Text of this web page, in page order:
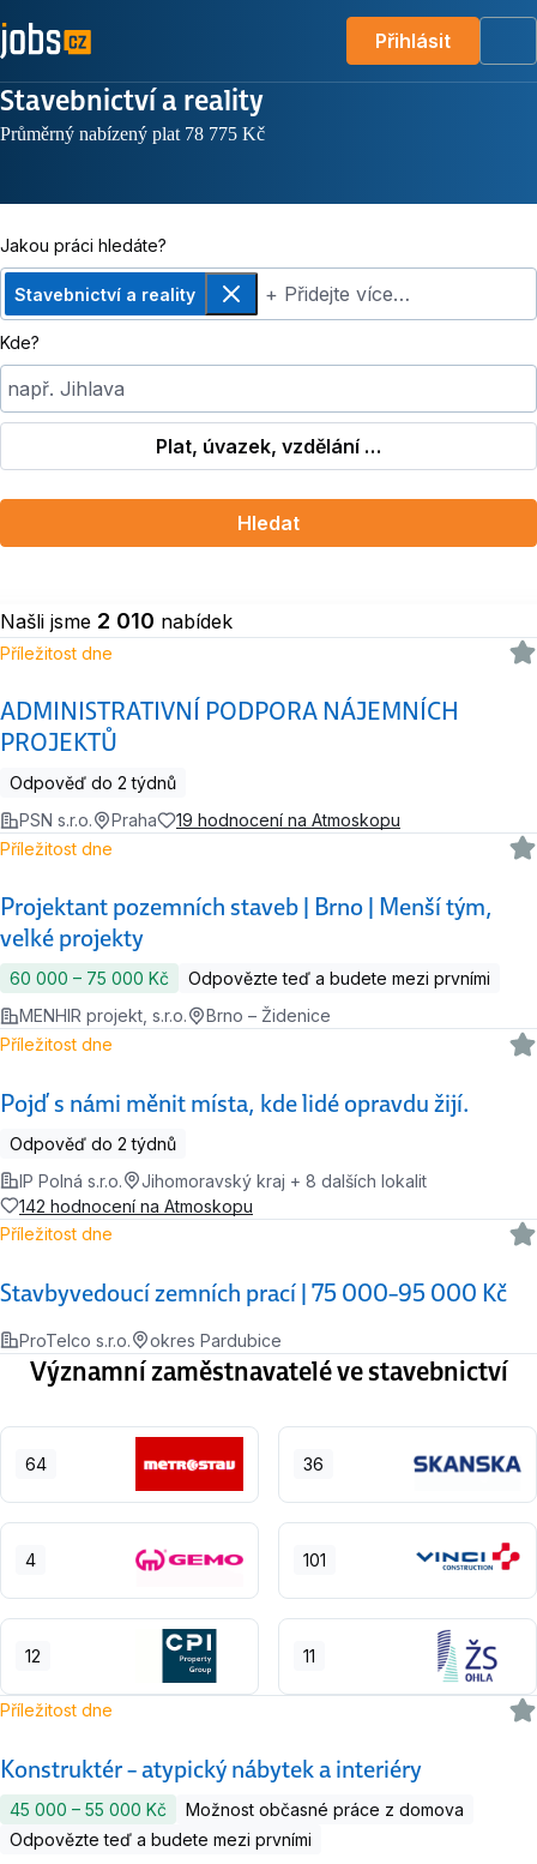
Přihlásit
Stavebnictví a reality
Průměrný nabízený plat 78 775 Kč
Jakou práci hledáte?
Stavebnictví a reality
Odebrat+ Přidejte více…
Kde?
např. Jihlava
Plat, úvazek, vzdělání …
Hledat
Našli jsme 2 010 nabídek
ADMINISTRATIVNÍ PODPORA NÁJEMNÍCH
PROJEKTŮ
Příležitost dne
Odpověď do 2 týdnů
PSN s.r.o.
Praha 19 hodnocení na Atmoskopu
Projektant pozemních staveb | Brno | Menší tým,
velké projekty
Příležitost dne
60 000 ‍–‍ 75 000 Kč
Odpovězte teď a budete mezi prvními
MENHIR projekt, s.r.o.
Brno – Židenice
Pojď s námi měnit místa, kde lidé opravdu žijí.
Příležitost dne
Odpověď do 2 týdnů
IP Polná s.r.o.
Jihomoravský kraj + 8 dalších lokalit
142 hodnocení na Atmoskopu
Stavbyvedoucí zemních prací | 75 000–95 000 Kč
Příležitost dne
ProTelco s.r.o. okres Pardubice
Významní zaměstnavatelé ve stavebnictví
64 36
4 101
12 11
Konstruktér – atypický nábytek a interiéry
Příležitost dne
45 000 ‍–‍ 55 000 Kč
Možnost občasné práce z domova
Odpovězte teď a budete mezi prvními